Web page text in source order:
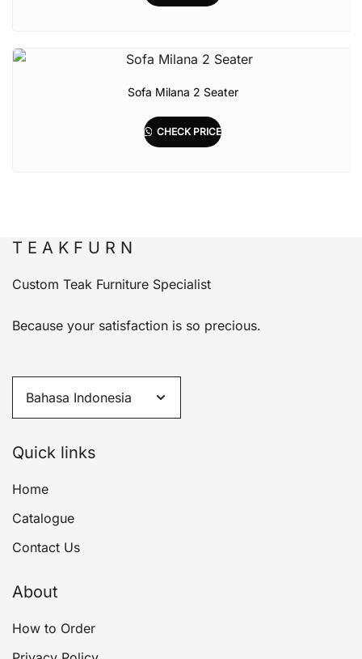
Sofa Milana 2 Seater
CHECK PRICE
T E A K F U R N
Custom Teak Furniture Specialist
Because your satisfaction is so precious.
Quick links
Home
Catalogue
Contact Us
About
How to Order